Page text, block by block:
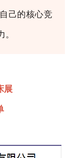
己的核心竞
展